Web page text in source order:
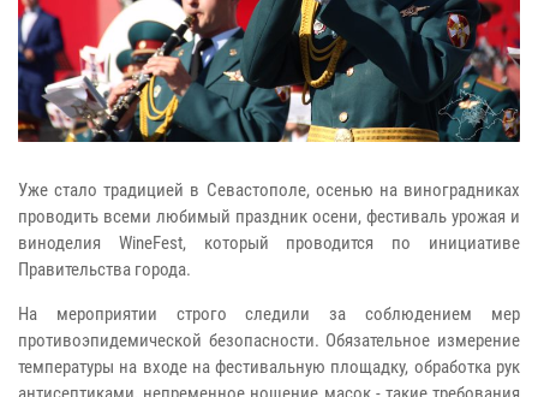
Уже стало традицией в Севастополе, осенью на виноградниках
проводить всеми любимый праздник осени, фестиваль урожая и
виноделия WineFest, который проводится по инициативе
Правительства города.
На мероприятии строго следили за соблюдением мер
противоэпидемической безопасности. Обязательное измерение
температуры на входе на фестивальную площадку, обработка рук